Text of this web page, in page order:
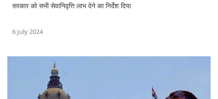
सरकार को सभी सेवानिवृत्ति लाभ देने का निर्देश दिया
6 July 2024